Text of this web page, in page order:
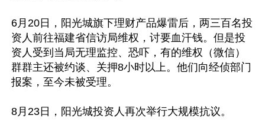
6月20日，阳光城旗下理财产品爆雷后，两三百名投
资人前往福建省信访局维权，讨要血汗钱。但是投
资人受到当局无理监控、恐吓，有的维权（微信）
群群主还被约谈、关押8小时以上。他们向经侦部门
报案，至今未被受理。
8月23日，阳光城投资人再次举行大规模抗议。